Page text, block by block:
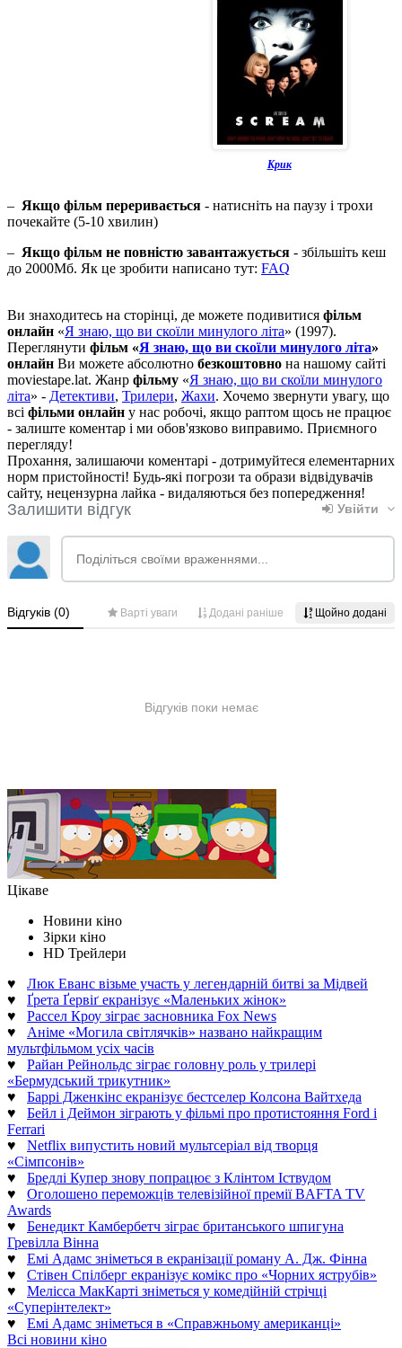
Крик
– Якщо фільм переривається - натисніть на паузу і трохи
почекайте (5-10 хвилин)
– Якщо фільм не повністю завантажується - збільшіть кеш
до 2000Мб. Як це зробити написано тут: FAQ
Ви знаходитесь на сторінці, де можете подивитися фільм
онлайн «Я знаю, що ви скоїли минулого літа» (1997).
Переглянути фільм «Я знаю, що ви скоїли минулого літа»
онлайн Ви можете абсолютно безкоштовно на нашому сайті
moviestape.lat. Жанр фільму «Я знаю, що ви скоїли минулого
літа» - Детективи, Трилери, Жахи. Хочемо звернути увагу, що
всі фільми онлайн у нас робочі, якщо раптом щось не працює
- залиште коментар і ми обов'язково виправимо. Приємного
перегляду!
Прохання, залишаючи коментарі - дотримуйтеся елементарних
норм пристойності! Будь-які погрози та образи відвідувачів
сайту, нецензурна лайка - видаляються без попередження!
Цікаве
Новини кіно
Зірки кіно
HD Трейлери
♥ Люк Еванс візьме участь у легендарній битві за Мідвей
♥ Ґрета Ґервіґ екранізує «Маленьких жінок»
♥ Рассел Кроу зіграє засновника Fox News
♥ Аніме «Могила світлячків» названо найкращим
мультфільмом усіх часів
♥ Райан Рейнольдс зіграє головну роль у трилері
«Бермудський трикутник»
♥ Баррі Дженкінс екранізує бестселер Колсона Вайтхеда
♥ Бейл і Деймон зіграють у фільмі про протистояння Ford і
Ferrari
♥ Netflix випустить новий мультсеріал від творця
«Сімпсонів»
♥ Бредлі Купер знову попрацює з Клінтом Іствудом
♥ Оголошено переможців телевізійної премії BAFTA TV
Awards
♥ Бенедикт Камбербетч зіграє британського шпигуна
Гревілла Вінна
♥ Емі Адамс зніметься в екранізації роману А. Дж. Фінна
♥ Стівен Спілберг екранізує комікс про «Чорних яструбів»
♥ Мелісса МакКарті зніметься у комедійній стрічці
«Суперінтелект»
♥ Емі Адамс зніметься в «Справжньому американці»
Всі новини кіно